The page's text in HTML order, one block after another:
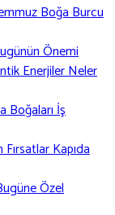
Boğa Burcu
Önemi
Enerjiler Neler
Boğaları İş
Kapıda
Özel